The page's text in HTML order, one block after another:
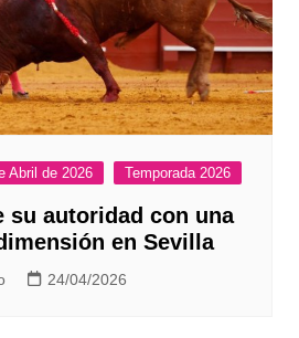
Abril de 2026 Temporada 2026
su autoridad con una
en Sevilla
24/04/2026